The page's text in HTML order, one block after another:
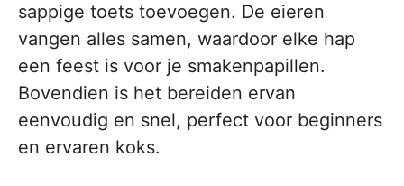
sappige toets toevoegen. De eieren
vangen alles samen, waardoor elke hap
een feest is voor je smakenpapillen.
Bovendien is het bereiden ervan
eenvoudig en snel, perfect voor beginners
en ervaren koks.